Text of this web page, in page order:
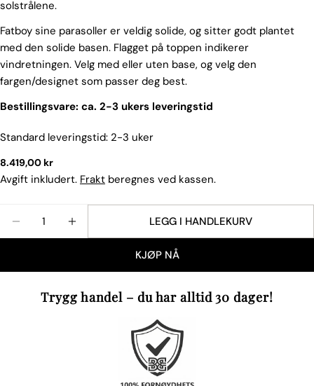
solstrålene.
Fatboy sine parasoller er veldig solide, og sitter godt plantet
med den solide basen. Flagget på toppen indikerer
vindretningen. Velg med eller uten base, og velg den
fargen/designet som passer deg best.
Bestillingsvare: ca. 2-3 ukers leveringstid
Standard leveringstid: 2-3 uker
Vanlig
pris
8.419,00 kr
Avgift inkludert. Frakt beregnes ved kassen.
REDUSER ANTALLET FOR FATBOY PARASOLL
ØK ANTALLET FOR FATBOY PARASOLL
LEGG I HANDLEKURV
KJØP NÅ
Trygg handel – du har alltid 30 dager!
på
Pinterest
Spør et spørsmål
ditt
Din
telefon
beskjed